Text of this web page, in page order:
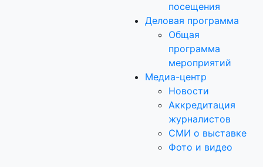
посещения
Деловая программа
Общая
программа
мероприятий
Медиа-центр
Новости
Аккредитация
журналистов
СМИ о выставке
Фото и видео